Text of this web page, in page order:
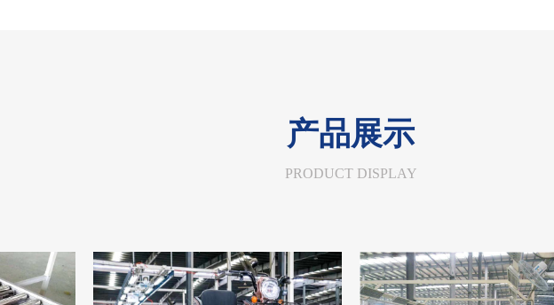
产品展示
PRODUCT DISPLAY